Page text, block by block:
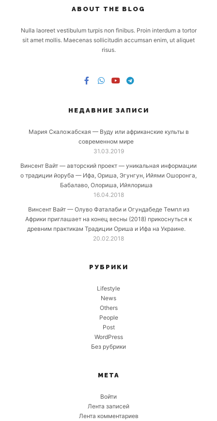
ABOUT THE BLOG
Nulla laoreet vestibulum turpis non finibus. Proin interdum a tortor
sit amet mollis. Maecenas sollicitudin accumsan enim, ut aliquet
risus.
НЕДАВНИЕ ЗАПИСИ
Мария Скаложабская — Вуду или африканские культы в
современном мире
31.03.2019
Винсент Вайт — авторский проект — уникальная информации
о традиции йоруба — Ифа, Ориша, Эгунгун, Ийями Ошоронга,
Бабалаво, Олориша, Ийялориша
16.04.2018
Винсент Вайт — Олуво Фаталаби и Огундабеде Темпл из
Африки приглашает на конец весны (2018) прикоснуться к
древним практикам Традиции Ориша и Ифа на Украине.
20.02.2018
РУБРИКИ
Lifestyle
News
Others
People
Post
WordPress
Без рубрики
МЕТА
Войти
Лента записей
Лента комментариев